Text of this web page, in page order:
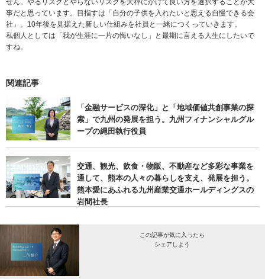
事だと思っています。目指すは「自分の子供を入れたいと思える自慢できる会
社」。10年後を見据えた新しい仕組みを社員と一緒につくっていきます。
私個人としては「我が生涯に一片の悔いなし」と最期に言える人生にしたいで
すね。
関連記事
「金融サービスの深化」と「地域価値共創事業の探
索」で九州の発展を担う。九州フィナンシャルグル
ープの縄田執行役員
交通、観光、飲食・物販、不動産など多彩な事業を
通して、熊本の人々の暮らしを支え、発展を担う。
熊本愛にあふれる九州産業交通ホールディングスの
岩間社長
この記事が気に入ったら
シェアしよう